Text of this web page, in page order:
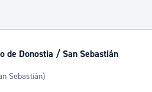
de Donostia / San Sebastián
Sebastián)